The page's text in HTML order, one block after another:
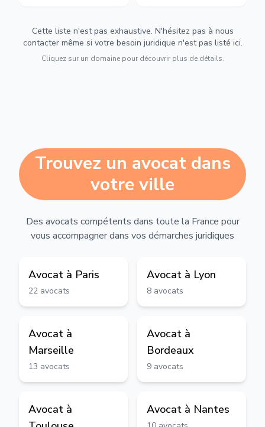
Cette liste n'est pas exhaustive. N'hésitez pas à nous
contacter même si votre besoin juridique n'est pas listé ici.
Cliquez sur un domaine pour découvrir plus de détails.
Trouvez un avocat dans
votre ville
Des avocats compétents dans toute la France pour
vous accompagner dans vos démarches juridiques
Avocat à Paris
22 avocats
Avocat à Lyon
8 avocats
Avocat à
Marseille
13 avocats
Avocat à
Bordeaux
9 avocats
Avocat à
Avocat à Nantes